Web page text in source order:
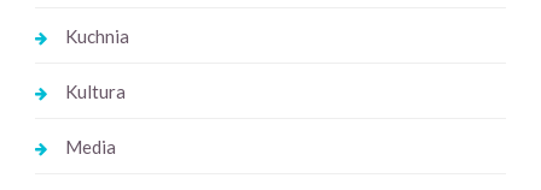
Kuchnia
Kultura
Media